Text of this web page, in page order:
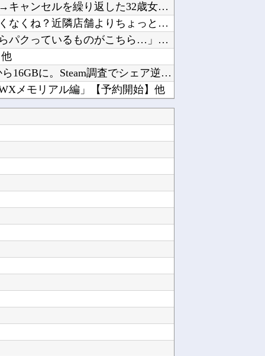
【衝撃】ジャンプストアで大量注文→キャンセルを繰り返した32歳女を逮捕 238アカウント、...
パチンコ屋の経営なんてそんな難しくなくね？近隣店舗よりちょっと多めに出しておけば勝手に客...
韓国人「現在、日本が密かに韓国からパクっているものがこちら…」→「これは言い訳できないｗｗ...
ゲーミングPCの主流はVRAM 8GBから16GBに。Steam調査でシェア逆転他
メモリアル編」【予約開始】他
だが他
してしまう他
ベルの傾き他
【朗報】『FE万紫千紅』、ついにキャラ成長率がゲーム内で見れるようになる他
メディア「Switch2、499ドルでも安い800ドル超えるかも。PS5は直近での値上げ可...
日本の防衛白書「韓国は重要な隣国」だと3年連続で位置づけ…韓国メディア！他
。今はもう合葬墓ばかり他
TVアニメ化他